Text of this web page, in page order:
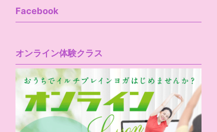
Facebook
オンライン体験クラス